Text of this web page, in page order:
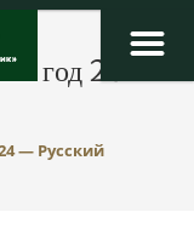
год 2024
— Русский